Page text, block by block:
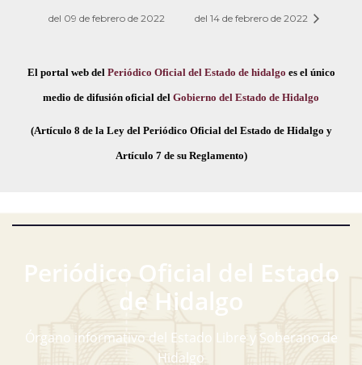
del 09 de febrero de 2022 del 14 de febrero de 2022
El portal web del Periódico Oficial del Estado de hidalgo es el único
medio de difusión oficial del Gobierno del Estado de Hidalgo
(Artículo 8 de la Ley del Periódico Oficial del Estado de Hidalgo y
Artículo 7 de su Reglamento)
Periódico Oficial del Estado
de Hidalgo
Órgano informativo del Estado Libre y Soberano de
Hidalgo